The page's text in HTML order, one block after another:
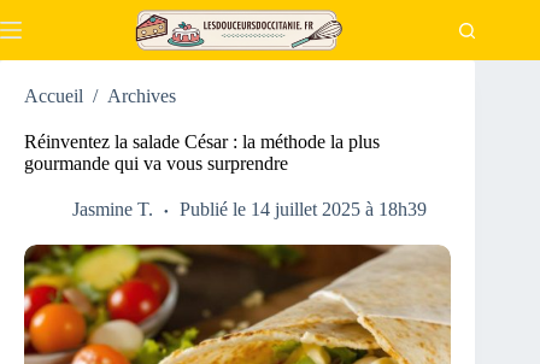
au
Accueil / Archives
Réinventez la salade César : la méthode la plus
gourmande qui va vous surprendre
Jasmine T. Publié le 14 juillet 2025 à 18h39